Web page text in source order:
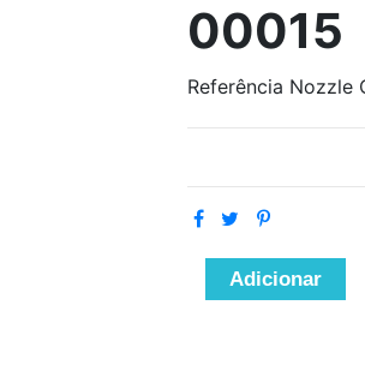
00015
Referência Nozzle
Adicionar